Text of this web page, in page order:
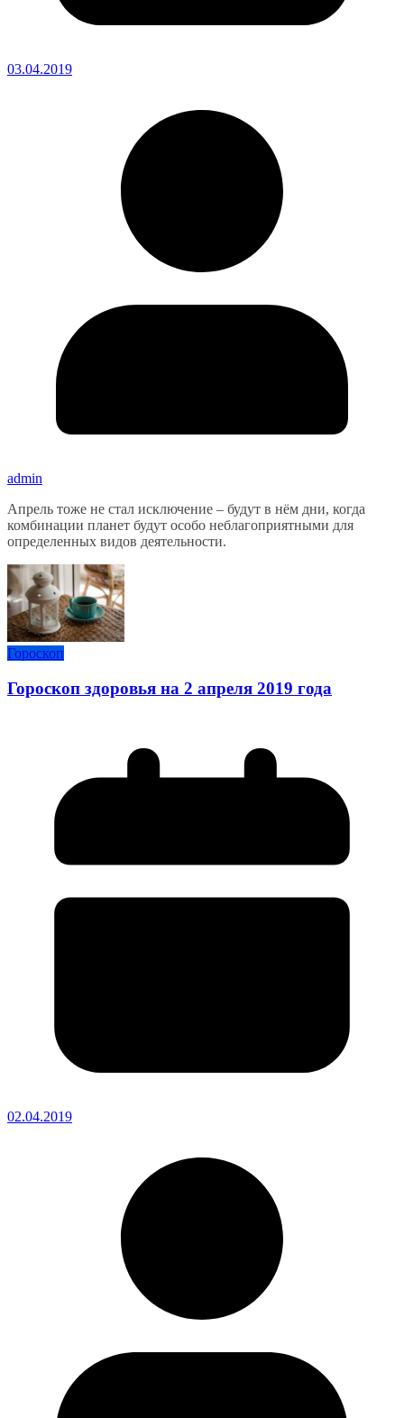
03.04.2019
admin
Апрель тоже не стал исключение – будут в нём дни, когда
комбинации планет будут особо неблагоприятными для
определенных видов деятельности.
Гороскоп
Гороскоп здоровья на 2 апреля 2019 года
02.04.2019